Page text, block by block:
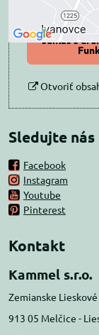
Povoliť a
súhlas s
Otvoriť
Sledujte nás
Facebook
Instagram
Youtube
Pinterest
Kontakt
Kammel s.r.o.
Zemianske
913 05 Melčice -